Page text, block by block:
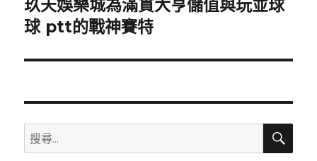
下
一
文
玖天娛樂城為滿貫大亨儲值與玩並球
球 ptt的戰神賽特
搜
尋
搜